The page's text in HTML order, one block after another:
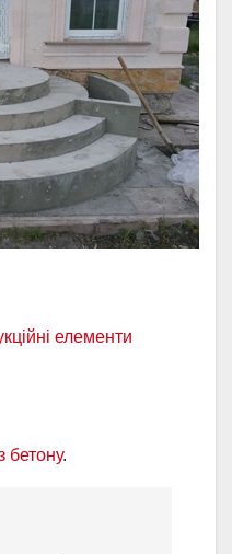
елементи
бетону.